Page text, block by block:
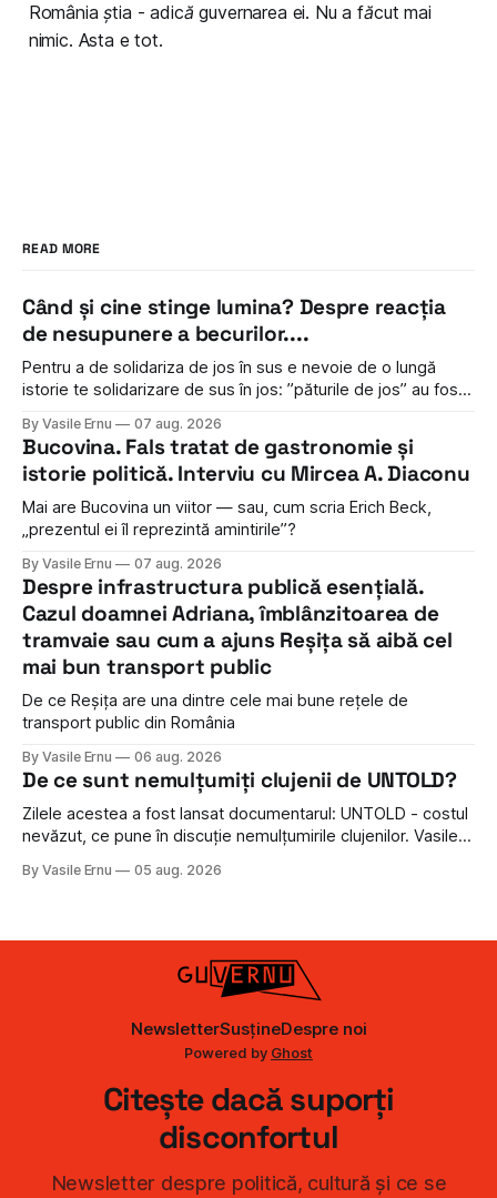
România știa - adică guvernarea ei. Nu a făcut mai
nimic. Asta e tot.
READ MORE
Când și cine stinge lumina? Despre reacția
de nesupunere a becurilor....
Pentru a de solidariza de jos în sus e nevoie de o lungă
istorie te solidarizare de sus în jos: ”păturile de jos” au fost
”rugăminte” sună a învinuire...
By Vasile Ernu 07 aug. 2026
Bucovina. Fals tratat de gastronomie și
istorie politică. Interviu cu Mircea A. Diaconu
Mai are Bucovina un viitor — sau, cum scria Erich Beck,
„prezentul ei îl reprezintă amintirile”?
By Vasile Ernu 07 aug. 2026
Despre infrastructura publică esențială.
Cazul doamnei Adriana, îmblânzitoarea de
tramvaie sau cum a ajuns Reșița să aibă cel
mai bun transport public
De ce Reșița are una dintre cele mai bune rețele de
transport public din România
By Vasile Ernu 06 aug. 2026
De ce sunt nemulțumiți clujenii de UNTOLD?
Zilele acestea a fost lansat documentarul: UNTOLD - costul
nevăzut, ce pune în discuție nemulțumirile clujenilor. Vasile
sunt nemulțumiți clujenii de Untold și ce propun?
By Vasile Ernu 05 aug. 2026
NewsletterSusțineDespre noi
Powered by Ghost
Citește dacă suporți
disconfortul
Newsletter despre politică, cultură și ce se